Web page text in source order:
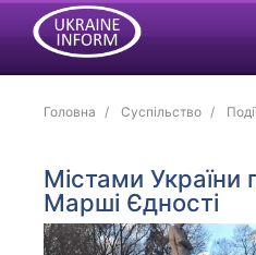
Головна Суспільство
Містами України
Марші Єдності